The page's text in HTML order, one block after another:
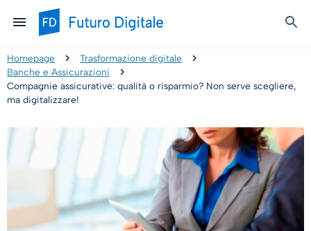
Homepage
Trasformazione digitale
Banche e Assicurazioni
Compagnie assicurative: qualità o risparmio? Non serve scegliere,
ma digitalizzare!